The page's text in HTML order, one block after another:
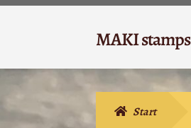
Zur
Navigation
springen
Zum
Inhalt
springen
MAKI stamps
Start